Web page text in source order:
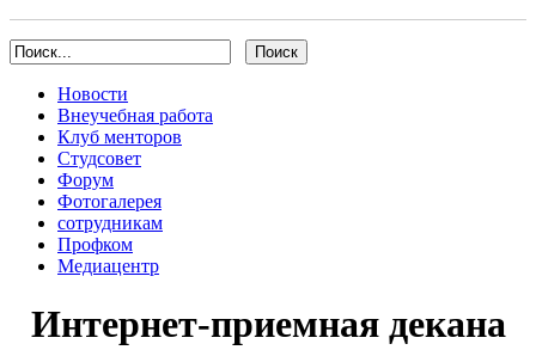
Новости
Внеучебная работа
Клуб менторов
Студсовет
Форум
Фотогалерея
сотрудникам
Профком
Медиацентр
Интернет-приемная декана